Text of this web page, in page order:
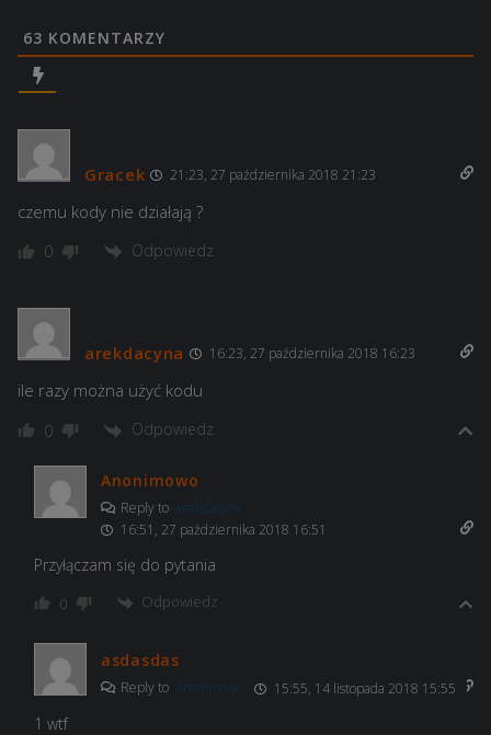
63 KOMENTARZY
Gracek 21:23, 27 października 2018 21:23
czemu kody nie działają ?
0 Odpowiedz
arekdacyna 16:23, 27 października 2018 16:23
ile razy można użyć kodu
0 Odpowiedz
Anonimowo
Reply to arekdacyna
16:51, 27 października 2018 16:51
Przyłączam się do pytania
0 Odpowiedz
asdasdas
Reply to Anonimowo 15:55, 14 listopada 2018 15:55
1 wtf